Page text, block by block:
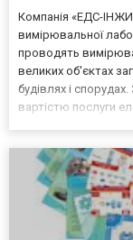
Компанія «ЕДС-
вимірювальної
проводять
великих об'єктах
будівлях і
вартістю послуги